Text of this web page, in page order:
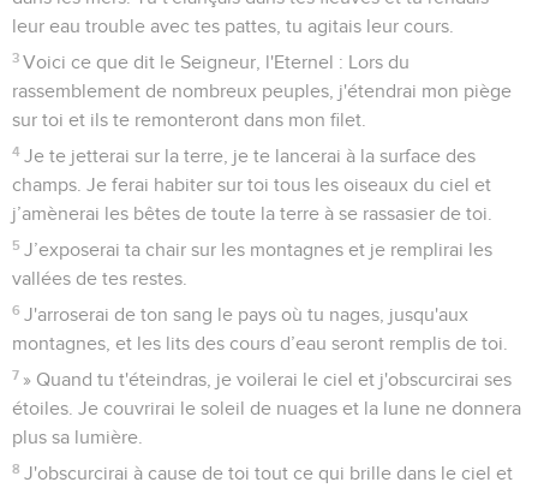
leur eau trouble avec tes pattes, tu agitais leur cours.
3 Voici ce que dit le Seigneur, l'Eternel : Lors du
rassemblement de nombreux peuples, j'étendrai mon piège
sur toi et ils te remonteront dans mon filet.
4 Je te jetterai sur la terre, je te lancerai à la surface des
champs. Je ferai habiter sur toi tous les oiseaux du ciel et
j’amènerai les bêtes de toute la terre à se rassasier de toi.
5 J’exposerai ta chair sur les montagnes et je remplirai les
vallées de tes restes.
6 J'arroserai de ton sang le pays où tu nages, jusqu'aux
montagnes, et les lits des cours d’eau seront remplis de toi.
7 » Quand tu t'éteindras, je voilerai le ciel et j'obscurcirai ses
étoiles. Je couvrirai le soleil de nuages et la lune ne donnera
plus sa lumière.
8 J'obscurcirai à cause de toi tout ce qui brille dans le ciel et